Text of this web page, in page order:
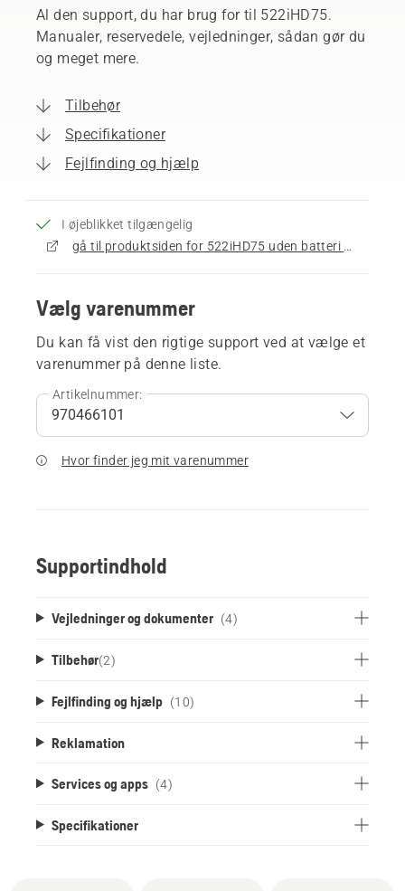
Al den support, du har brug for til 522iHD75.
Manualer, reservedele, vejledninger, sådan gør du
og meget mere.
Tilbehør
Specifikationer
Fejlfinding og hjælp
I øjeblikket tilgængelig
gå til produktsiden for 522iHD75 uden batteri og oplader
Vælg varenummer
Du kan få vist den rigtige support ved at vælge et
varenummer på denne liste.
Artikelnummer:
Hvor finder jeg mit varenummer
Supportindhold
Vejledninger og dokumenter (4)
Tilbehør(2)
Fejlfinding og hjælp (10)
Reklamation
Services og apps (4)
Specifikationer